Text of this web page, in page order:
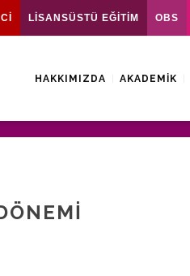
LİSANSÜSTÜ EĞİTİM OBS
HAKKIMIZDA AKADEMIK